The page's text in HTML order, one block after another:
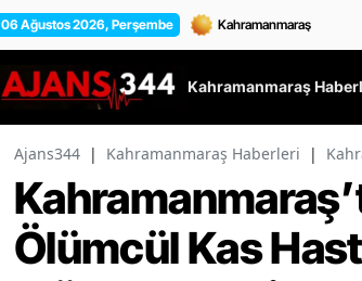
06 Ağustos 2026, Perşembe
Kahramanmaraş
Ajans344 | Kahramanmaraş Haberleri |
Ölümcül Kas